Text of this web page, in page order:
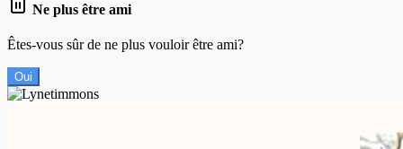
Ne plus être ami
Êtes-vous sûr de ne plus vouloir être ami?
Oui